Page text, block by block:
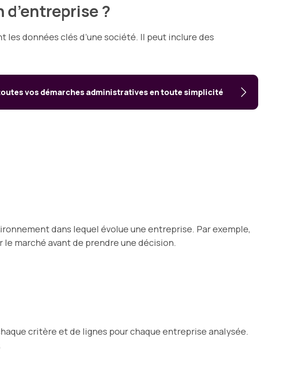
?
données clés d’une société. Il peut inclure des
vos démarches administratives en toute simplicité
dans lequel évolue une entreprise. Par exemple,
marché avant de prendre une décision.
critère et de lignes pour chaque entreprise analysée.